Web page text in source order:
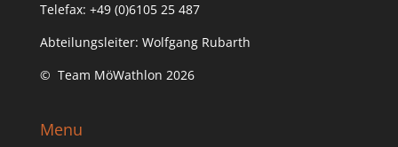
Telefax: +49 (0)6105 25 487
Abteilungsleiter: Wolfgang Rubarth
© Team MöWathlon 2026
Menu